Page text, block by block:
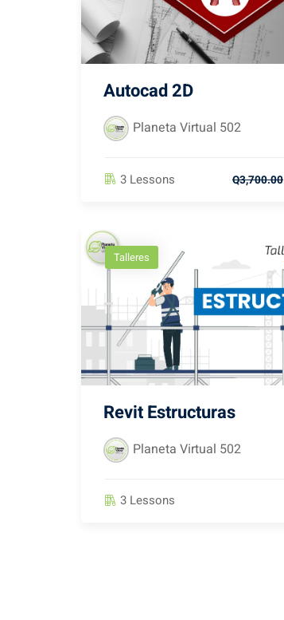
Autocad 2D
Planeta Virtual 502
3 Lessons Q3,700.00
Talleres
Revit Estructuras
Planeta Virtual 502
3 Lessons